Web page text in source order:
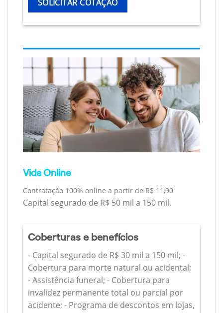
SOLICITAR COTAÇÃO
Vida Online
Contratação 100% online a partir de R$ 11,90
Capital segurado de R$ 50 mil a 150 mil.
Coberturas e benefícios
- Capital segurado de R$ 30 mil a 150 mil; -
Cobertura para morte natural ou acidental;
- Assistência funeral; - Cobertura para
invalidez permanente total ou parcial por
acidente; - Programa de descontos em lojas,